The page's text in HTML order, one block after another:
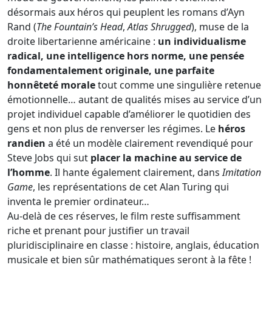
désormais aux héros qui peuplent les romans d’Ayn
Rand (The Fountain’s Head,Atlas Shrugged), muse de la
droite libertarienne américaine : un individualisme
radical, une intelligence hors norme, une pensée
fondamentalement originale, une parfaite
honnêteté moraletout comme une singulière retenue
émotionnelle… autant de qualités mises au service d’un
projet individuel capable d’améliorer le quotidien des
gens et non plus de renverser les régimes. Le héros
randien a été un modèle clairement revendiqué pour
Steve Jobs qui sut placer la machine au service de
l’homme. Il hante également clairement, dansImitation
Game, les représentations de cet Alan Turing qui
inventa le premier ordinateur…
Au-delà de ces réserves, le film reste suffisamment
riche et prenant pour justifier un travail
pluridisciplinaire en classe : histoire, anglais, éducation
musicale et bien sûr mathématiques seront à la fête !